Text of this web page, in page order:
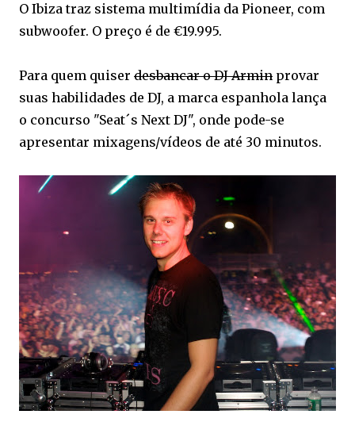
O Ibiza traz sistema multimídia da Pioneer, com
subwoofer. O preço é de €19.995.
Para quem quiser desbancar o DJ Armin provar
suas habilidades de DJ, a marca espanhola lança
o concurso "Seat´s Next DJ", onde pode-se
apresentar mixagens/vídeos de até 30 minutos.